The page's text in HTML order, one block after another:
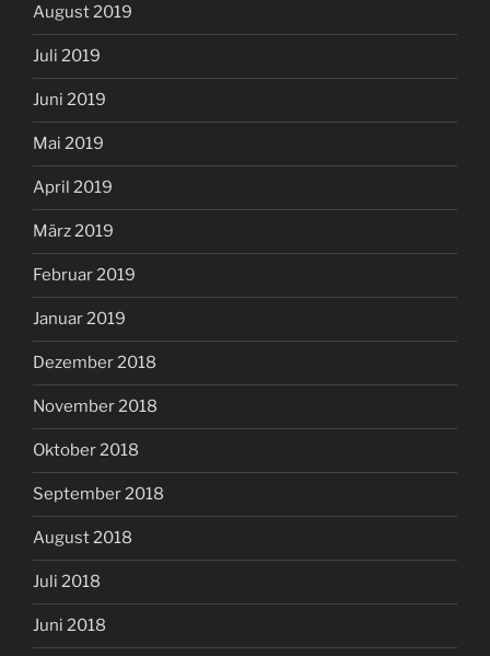
August 2019
Juli 2019
Juni 2019
Mai 2019
April 2019
März 2019
Februar 2019
Januar 2019
Dezember 2018
November 2018
Oktober 2018
September 2018
August 2018
Juli 2018
Juni 2018